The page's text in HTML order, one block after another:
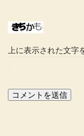
上に表示された文字